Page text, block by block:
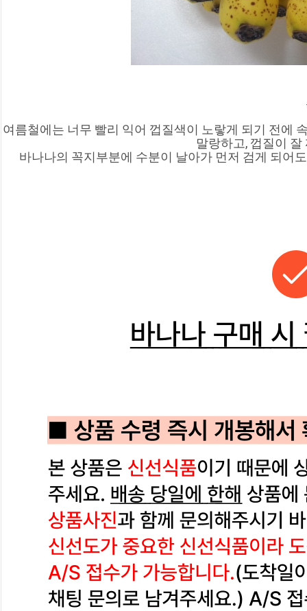
여름철에는 너무 빨리 익어 껍질색이 노랗게 되기 전에
말랑하고, 껍질이
바나나의 꼭지부분에 수분이 날아가 먼저 검게 되어